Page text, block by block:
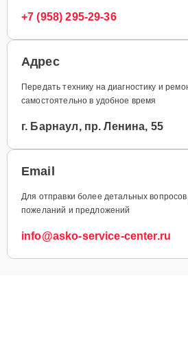
+7 (958) 295-29-36
Адрес
Передать технику на диагностику и
самостоятельно в удобное время
г. Барнаул, пр. Ленина, 55
Email
Для отправки более детальных
пожеланий и предложений
info@asko-service-center.ru